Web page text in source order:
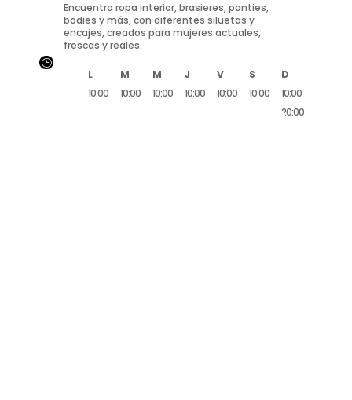
Encuentra ropa interior, brasieres, panties,
bodies y más, con diferentes siluetas y
encajes, creados para mujeres actuales,
frescas y reales.
L M M J V S
D
10:00
10:00
10:00
10:00
10:00
10:00
10:00
20:00
}